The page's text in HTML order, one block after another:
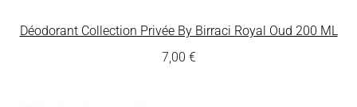
Déodorant Collection Privée By Birraci Royal Oud 200 ML
7,00 €